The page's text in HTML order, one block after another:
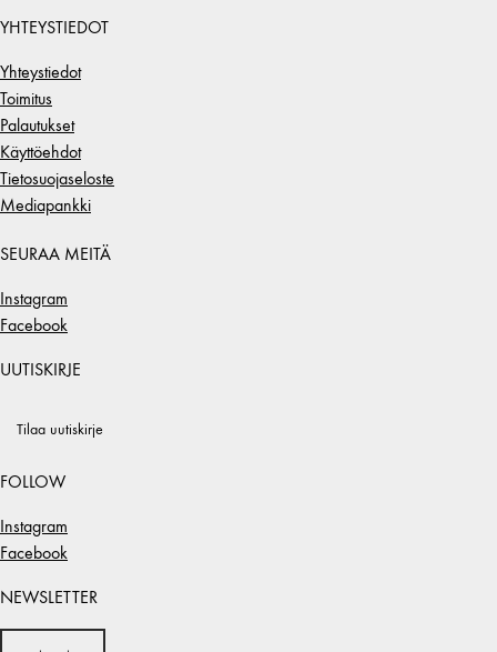
YHTEYSTIEDOT
Yhteystiedot
Toimitus
Palautukset
Käyttöehdot
Tietosuojaseloste
Mediapankki
SEURAA MEITÄ
Instagram
Facebook
UUTISKIRJE
Tilaa uutiskirje
FOLLOW
Instagram
Facebook
NEWSLETTER